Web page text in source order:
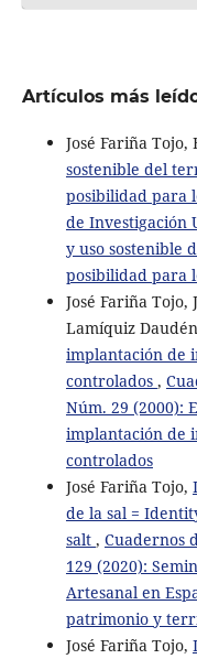
Artículos más
José Fariña
sostenible del
posibilidad para
de Investigación
y uso sostenible
posibilidad para
José Fariña
Lamíquiz
implantación de
controlados ,
Núm. 29 (2000):
implantación de
controlados
José Fariña Tojo,
de la sal =
salt , Cuadernos
129 (2020):
Artesanal en
patrimonio y
José Fariña Tojo,